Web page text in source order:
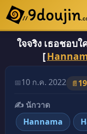
ใจจริง เธอชอบ
[
📅10 ก.ค. 2022 📄
✍️ นักวาด
Hannama